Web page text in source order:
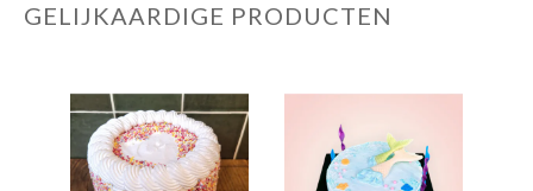
GELIJKAARDIGE PRODUCTEN